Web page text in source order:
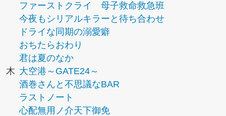
ファーストクライ 母子救命救急班
今夜もシリアルキラーと待ち合わせ
ドライな同期の溺愛癖
おちたらおわり
君は夏のなか
木 大空港～GATE24～
酒巻さんと不思議なBAR
ラストノート
心配無用ノ介天下御免